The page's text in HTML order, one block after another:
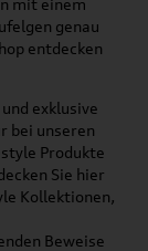
genau
entdecken
exklusive
bei unseren
Produkte
Sie hier
Kollektionen,
Beweise